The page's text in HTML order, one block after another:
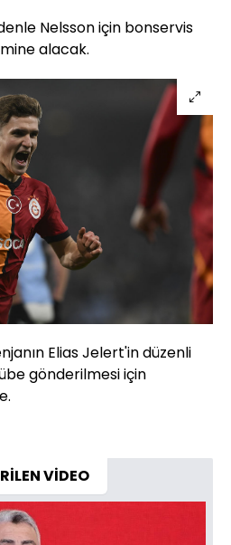
Nelsson için bonservis
alacak.
Elias Jelert'in düzenli
gönderilmesi için
VİDEO